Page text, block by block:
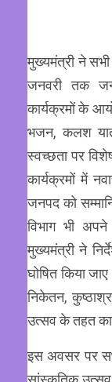
मुख्यमंत्री ने सभी
जनवरी तक
कार्यक्रमों के
भजन, कलश
स्वच्छता पर
कार्यक्रमों में
जनपद को
विभाग भी
मुख्यमंत्री ने
घोषित किया
निकेतन,
उत्सव के तहत
इस अवसर पर